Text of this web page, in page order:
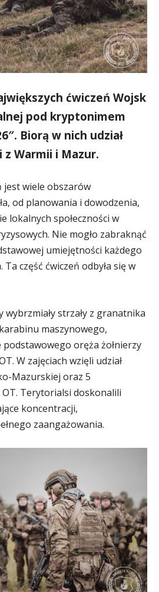
ćwiczeń Wojsk
pod kryptonimem
Biorą w nich udział
Warmii i Mazur.
jest wiele obszarów
od planowania i dowodzenia,
lokalnych społeczności w
Nie mogło zabraknąć
umiejętności każdego
część ćwiczeń odbyła się w
wybrzmiały strzały z granatnika
maszynowego,
oręża żołnierzy
W zajęciach wzięli udział
Mazurskiej oraz 5
Terytorialsi doskonalili
koncentracji,
zaangażowania.